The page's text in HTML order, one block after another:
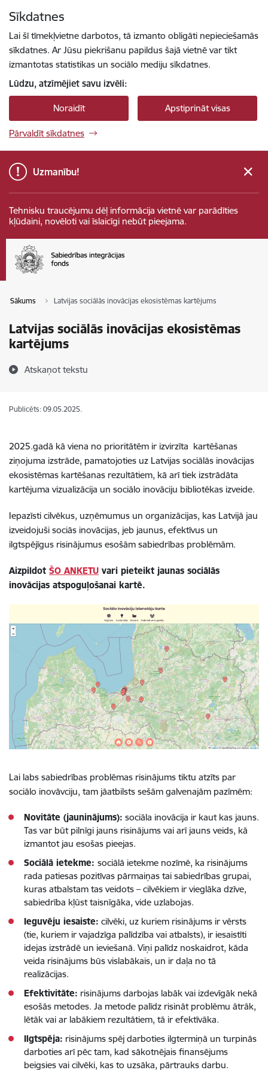
Sīkdatnes
Lai šī tīmekļvietne darbotos, tā izmanto obligāti nepieciešamās
sīkdatnes. Ar Jūsu piekrišanu papildus šajā vietnē var tikt
izmantotas statistikas un sociālo mediju sīkdatnes.
Lūdzu, atzīmējiet savu izvēli:
Noraidīt Apstiprināt visas
Pārvaldīt sīkdatnes
Uzmanību!
Tehnisku traucējumu dēļ informācija vietnē var parādīties
kļūdaini, novēloti vai īslaicīgi nebūt pieejama.
Sākums Latvijas sociālās inovācijas ekosistēmas kartējums
Latvijas sociālās inovācijas ekosistēmas
kartējums
Atskaņot tekstu
Publicēts: 09.05.2025.
2025.gadā kā viena no prioritātēm ir izvirzīta kartēšanas
ziņojuma izstrāde, pamatojoties uz Latvijas sociālās inovācijas
ekosistēmas kartēšanas rezultātiem, kā arī tiek izstrādāta
kartējuma vizualizācija un sociālo inovāciju bibliotēkas izveide.
Iepazīsti cilvēkus, uzņēmumus un organizācijas, kas Latvijā jau
izveidojuši sociās inovācijas, jeb jaunus, efektīvus un
ilgtspējīgus risinājumus esošām sabiedrības problēmām.
Aizpildot ŠO ANKETU vari pieteikt jaunas sociālās
inovācijas atspoguļošanai kartē.
Lai labs sabiedrības problēmas risinājums tiktu atzīts par
sociālo inovāvciju, tam jāatbilsts sešām galvenajām pazīmēm:
Novitāte (jauninājums): sociāla inovācija ir kaut kas jauns.
Tas var būt pilnīgi jauns risinājums vai arī jauns veids, kā
izmantot jau esošas pieejas.
Sociālā ietekme: sociālā ietekme nozīmē, ka risinājums
rada patiesas pozitīvas pārmaiņas tai sabiedrības grupai,
kuras atbalstam tas veidots – cilvēkiem ir vieglāka dzīve,
sabiedrība kļūst taisnīgāka, vide uzlabojas.
Ieguvēju iesaiste: cilvēki, uz kuriem risinājums ir vērsts
(tie, kuriem ir vajadzīga palīdzība vai atbalsts), ir iesaistīti
idejas izstrādē un ieviešanā. Viņi palīdz noskaidrot, kāda
veida risinājums būs vislabākais, un ir daļa no tā
realizācijas.
Efektivitāte: risinājums darbojas labāk vai izdevīgāk nekā
esošās metodes. Ja metode palīdz risināt problēmu ātrāk,
lētāk vai ar labākiem rezultātiem, tā ir efektīvāka.
Ilgtspēja: risinājums spēj darboties ilgtermiņā un turpinās
darboties arī pēc tam, kad sākotnējais finansējums
beigsies vai cilvēki, kas to uzsāka, pārtrauks darbu.